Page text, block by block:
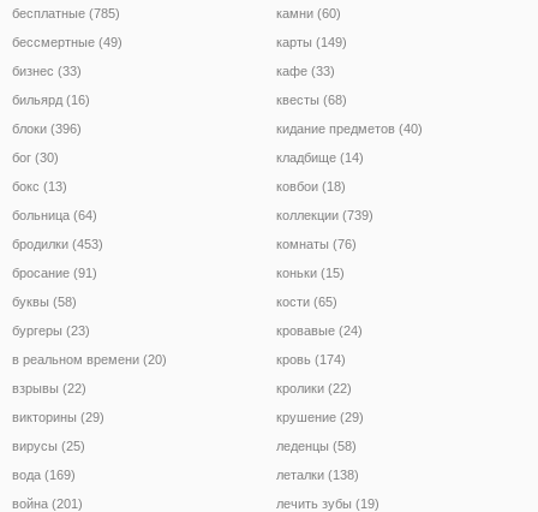
бесплатные (785)
бессмертные (49)
бизнес (33)
бильярд (16)
блоки (396)
бог (30)
бокс (13)
больница (64)
бродилки (453)
бросание (91)
буквы (58)
бургеры (23)
в реальном времени (20)
взрывы (22)
викторины (29)
вирусы (25)
вода (169)
война (201)
камни (60)
карты (149)
кафе (33)
квесты (68)
кидание предметов (40)
кладбище (14)
ковбои (18)
коллекции (739)
комнаты (76)
коньки (15)
кости (65)
кровавые (24)
кровь (174)
кролики (22)
крушение (29)
леденцы (58)
леталки (138)
лечить зубы (19)